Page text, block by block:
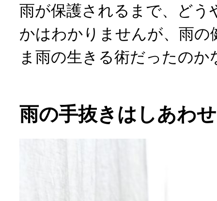
雨が保護されるまで、どう
かはわかりませんが、雨の
ま雨の生きる術だったのか
雨の手抜きはしあわ